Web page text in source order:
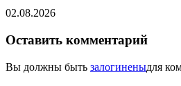
02.08.2026
Оставить комментарий
Вы должны быть залогиненыдля